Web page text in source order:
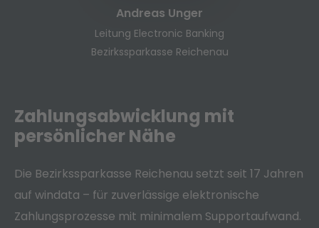
Andreas Unger
Leitung Electronic Banking
Bezirkssparkasse Reichenau
Zahlungsabwicklung mit
persönlicher Nähe
Die Bezirkssparkasse Reichenau setzt seit 17 Jahren
auf windata – für zuverlässige elektronische
Zahlungsprozesse mit minimalem Supportaufwand.